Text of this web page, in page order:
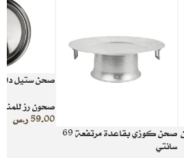
صحن كوزي بقاعدة مرتفعة 69
سانتي
صحن ستيل دائري
صحون رز
59.00ر.س